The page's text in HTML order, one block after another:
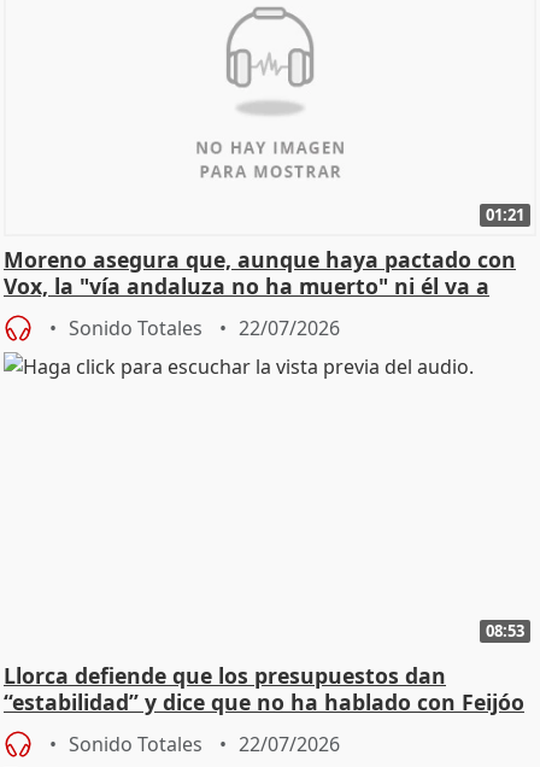
01:21
Moreno asegura que, aunque haya pactado con
Vox, la "vía andaluza no ha muerto" ni él va a
"cambiar"
Sonido Totales 22/07/2026
08:53
Llorca defiende que los presupuestos dan
“estabilidad” y dice que no ha hablado con Feijóo
Sonido Totales 22/07/2026